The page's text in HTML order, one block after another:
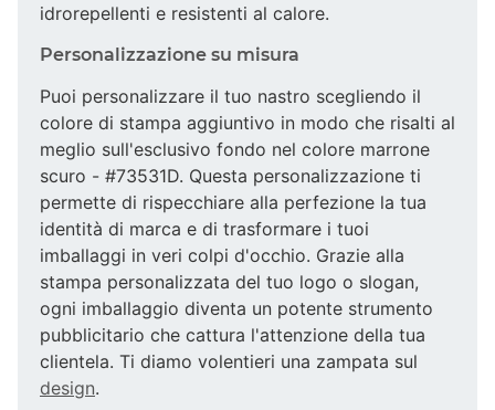
idrorepellenti e resistenti al calore.
Personalizzazione su misura
Puoi personalizzare il tuo nastro scegliendo il
colore di stampa aggiuntivo in modo che risalti al
meglio sull'esclusivo fondo nel colore marrone
scuro - #73531D. Questa personalizzazione ti
permette di rispecchiare alla perfezione la tua
identità di marca e di trasformare i tuoi
imballaggi in veri colpi d'occhio. Grazie alla
stampa personalizzata del tuo logo o slogan,
ogni imballaggio diventa un potente strumento
pubblicitario che cattura l'attenzione della tua
clientela. Ti diamo volentieri una zampata sul
design.